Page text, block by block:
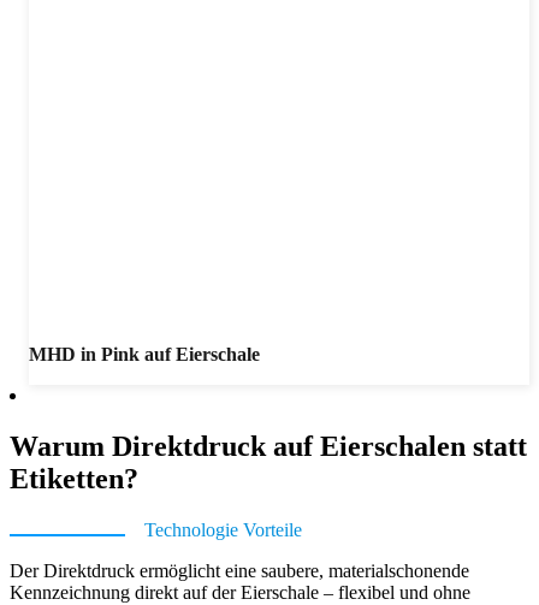
MHD in Pink auf Eierschale
Warum Direktdruck auf Eierschalen statt
Etiketten?
Technologie Vorteile
Der Direktdruck ermöglicht eine saubere, materialschonende
Kennzeichnung direkt auf der Eierschale – flexibel und ohne